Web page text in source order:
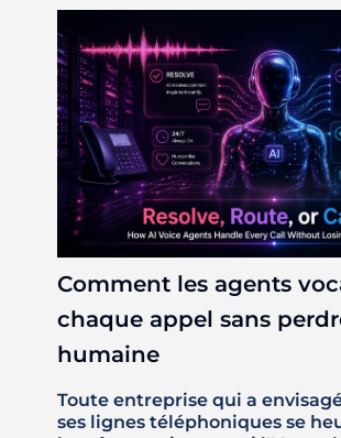
Comment les agents
chaque appel sans
humaine
Toute entreprise qui a
ses lignes téléphoniques se